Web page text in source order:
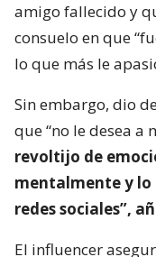
amigo fallecido y
consuelo en que
lo que más le
Sin embargo, dio
que “no le desea a
revoltijo de
mentalmente y lo
redes sociales”,
El influencer